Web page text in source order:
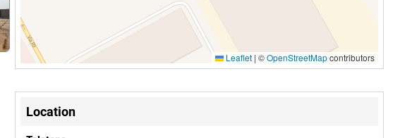
Leaflet | ©OpenStreetMapcontributors
Location